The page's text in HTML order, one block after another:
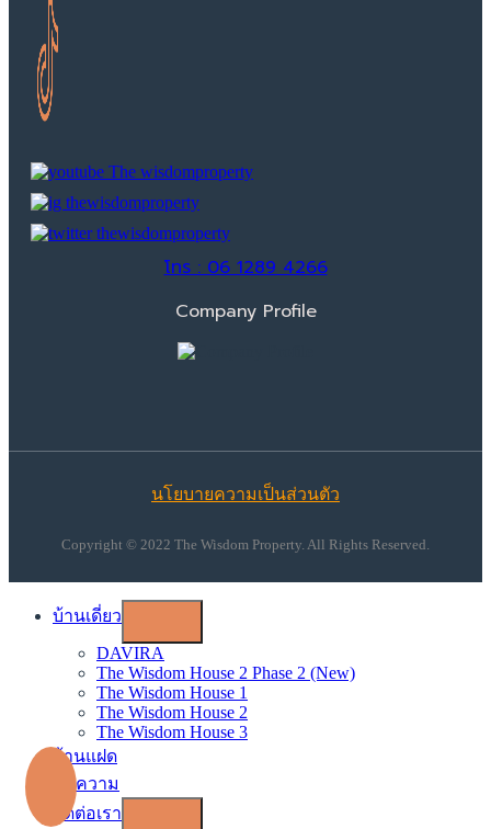
โทร : 06 1289 4266
Company Profile
นโยบายความเป็นส่วนตัว
Copyright © 2022 The Wisdom Property. All Rights Reserved.
บ้านเดี่ยว
DAVIRA
The Wisdom House 2 Phase 2 (New)
The Wisdom House 1
The Wisdom House 2
The Wisdom House 3
บ้านแฝด
บทความ
ติดต่อเรา